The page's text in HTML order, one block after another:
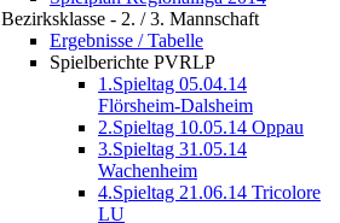
Bezirksklasse - 2. / 3. Mannschaft
Ergebnisse / Tabelle
Spielberichte PVRLP
1.Spieltag 05.04.14
Flörsheim-Dalsheim
2.Spieltag 10.05.14 Oppau
3.Spieltag 31.05.14
Wachenheim
4.Spieltag 21.06.14 Tricolore
LU